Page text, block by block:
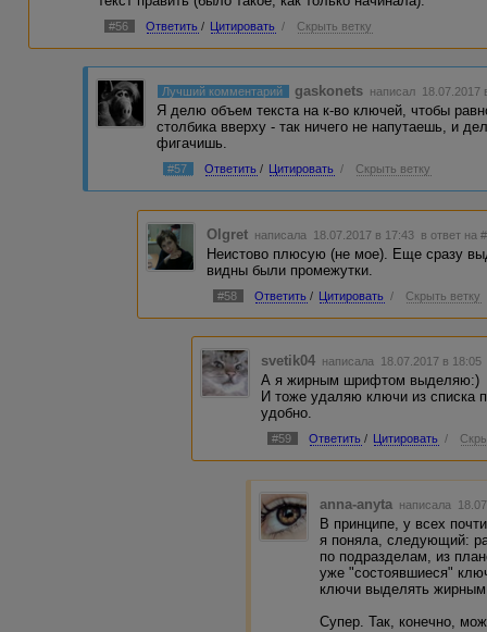
#56 Ответить / Цитировать / Скрыть ветку
Лучший комментарий gaskonets написал
Я делю объем текста на к-во ключей, чтобы
столбика вверху - так ничего не напутаешь, и
фигачишь.
#57 Ответить / Цитировать / Скрыть ветку
Olgret написала 18.07.2017 в 17:43 в ответ на
Неистово плюсую (не мое). Еще сразу
видны были промежутки.
#58 Ответить / Цитировать / Скрыть ветку
svetik04 написала 18.07.2017 в
А я жирным шрифтом выделяю:)
И тоже удаляю ключи из списка
удобно.
#59 Ответить / Цитировать /
anna-anyta написала
В принципе, у всех
я поняла, следующий:
по подразделам, из
уже "состоявшиеся"
ключи выделять
Супер. Так, конечно,